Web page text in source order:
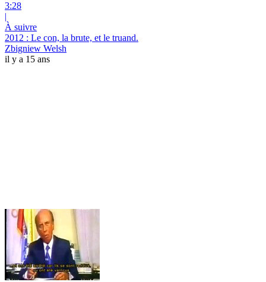
3:28
|
À suivre
2012 : Le con, la brute, et le truand.
Zbigniew Welsh
il y a 15 ans